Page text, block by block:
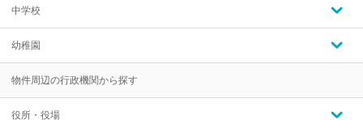
中学校
幼稚園
物件周辺の行政機関から探す
役所・役場